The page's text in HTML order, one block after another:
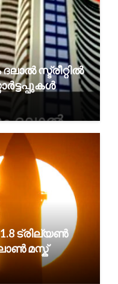
സ്ട്രീറ്റിൽ
1.8 ട്രില്യൺ
മസ്ക്